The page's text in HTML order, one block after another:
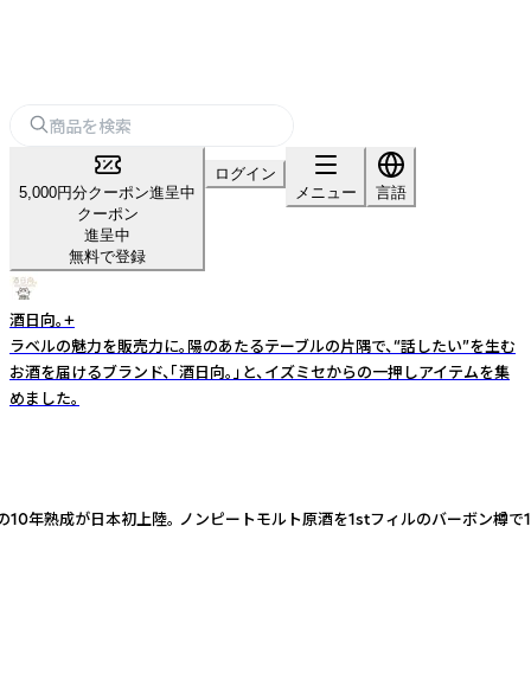
5,000円分クーポン進呈中
クーポン
進呈中
無料で登録
ログイン
メニュー
言語
酒日向。+
ラベルの魅力を販売力に。陽のあたるテーブルの片隅で、“話したい”を生む
お酒を届けるブランド、「酒日向。」と、イズミセからの一押しアイテムを集
めました。
熟成が日本初上陸。 ノンピートモルト原酒を1stフィルのバーボ